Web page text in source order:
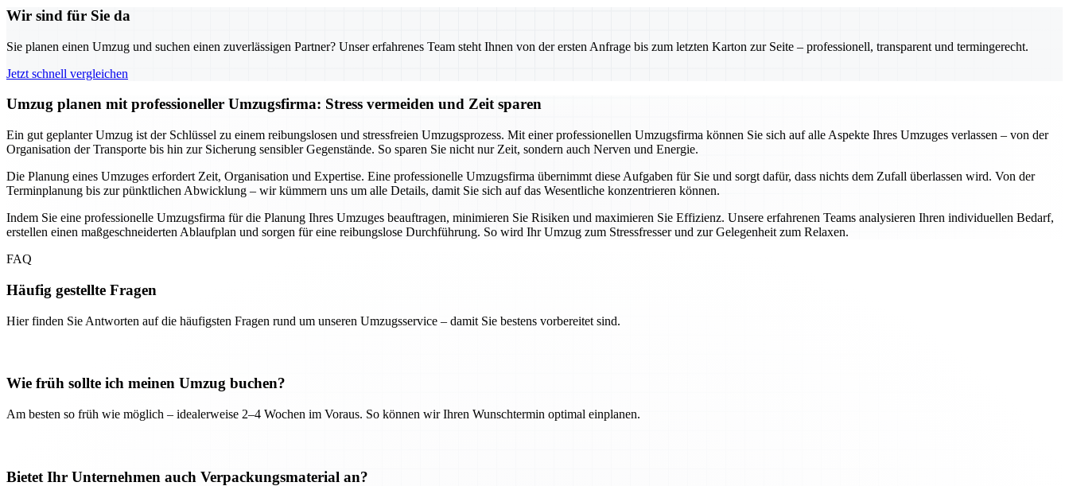
Wir sind für Sie da
Sie planen einen Umzug und suchen einen zuverlässigen Partner? Unser erfahrenes Team steht Ihnen von der ersten Anfrage bis zum letzten Karton zur Seite – professionell, transparent und termingerecht.
Jetzt schnell vergleichen
Umzug planen mit professioneller Umzugsfirma: Stress vermeiden und Zeit sparen
Ein gut geplanter Umzug ist der Schlüssel zu einem reibungslosen und stressfreien Umzugsprozess. Mit einer professionellen Umzugsfirma können Sie sich auf alle Aspekte Ihres Umzuges verlassen – von der
Organisation der Transporte bis hin zur Sicherung sensibler Gegenstände. So sparen Sie nicht nur Zeit, sondern auch Nerven und Energie.
Die Planung eines Umzuges erfordert Zeit, Organisation und Expertise. Eine professionelle Umzugsfirma übernimmt diese Aufgaben für Sie und sorgt dafür, dass nichts dem Zufall überlassen wird. Von der
Terminplanung bis zur pünktlichen Abwicklung – wir kümmern uns um alle Details, damit Sie sich auf das Wesentliche konzentrieren können.
Indem Sie eine professionelle Umzugsfirma für die Planung Ihres Umzuges beauftragen, minimieren Sie Risiken und maximieren Sie Effizienz. Unsere erfahrenen Teams analysieren Ihren individuellen Bedarf,
erstellen einen maßgeschneiderten Ablaufplan und sorgen für eine reibungslose Durchführung. So wird Ihr Umzug zum Stressfresser und zur Gelegenheit zum Relaxen.
FAQ
Häufig gestellte Fragen
Hier finden Sie Antworten auf die häufigsten Fragen rund um unseren Umzugsservice – damit Sie bestens vorbereitet sind.
Wie früh sollte ich meinen Umzug buchen?
Am besten so früh wie möglich – idealerweise 2–4 Wochen im Voraus. So können wir Ihren Wunschtermin optimal einplanen.
Bietet Ihr Unternehmen auch Verpackungsmaterial an?